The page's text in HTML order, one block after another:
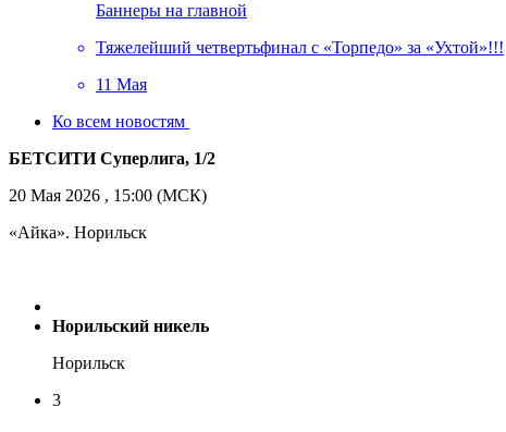
Баннеры на главной
Тяжелейший четвертьфинал с «Торпедо» за «Ухтой»!!!
11 Мая
Ко всем новостям
БЕТСИТИ Суперлига, 1/2
20 Мая 2026 , 15:00 (МСК)
«Айка». Норильск
Норильский никель
Норильск
3